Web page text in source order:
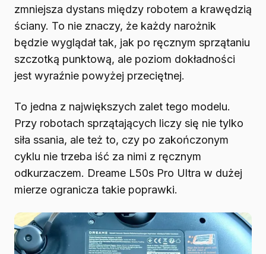
zmniejsza dystans między robotem a krawędzią
ściany. To nie znaczy, że każdy narożnik
będzie wyglądał tak, jak po ręcznym sprzątaniu
szczotką punktową, ale poziom dokładności
jest wyraźnie powyżej przeciętnej.
To jedna z największych zalet tego modelu.
Przy robotach sprzątających liczy się nie tylko
siła ssania, ale też to, czy po zakończonym
cyklu nie trzeba iść za nimi z ręcznym
odkurzaczem. Dreame L50s Pro Ultra w dużej
mierze ogranicza takie poprawki.